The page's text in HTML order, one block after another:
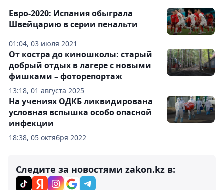
01:04, 03 июля 2021
Евро-2020: Испания обыграла
Швейцарию в серии пенальти
13:18, 01 августа 2025
От костра до киношколы: старый
добрый отдых в лагере с новыми
фишками – фоторепортаж
18:38, 05 октября 2022
На учениях ОДКБ ликвидирована
условная вспышка особо опасной
инфекции
Следите за новостями zakon.kz в: